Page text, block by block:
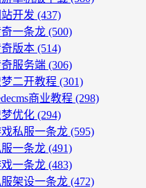
站开发 (437)
一条龙 (500)
版本 (514)
服务端 (306)
二开教程 (301)
商业教程 (298)
优化 (294)
私服一条龙 (595)
一条龙 (491)
一条龙 (483)
架设一条龙 (472)